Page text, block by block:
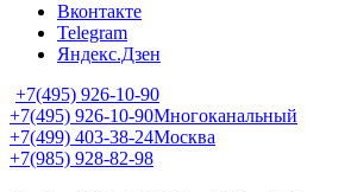
Вконтакте
Telegram
Яндекс.Дзен
+7(495) 926-10-90
+7(495) 926-10-90Многоканальный
+7(499) 403-38-24Москва
+7(985) 928-82-98